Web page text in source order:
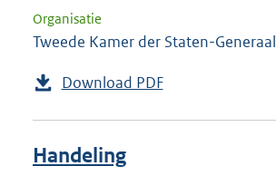
Organisatie
Tweede Kamer der Staten-Generaal
Download PDF
Handeling